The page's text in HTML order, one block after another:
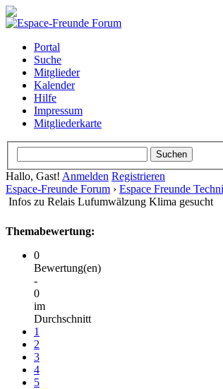
Portal
Suche
Mitglieder
Kalender
Hilfe
Impressum
Mitgliederkarte
Hallo, Gast! Anmelden Registrieren
Espace-Freunde Forum › Espace Freunde
Infos zu Relais Lufumwälzung Klima gesucht
Themabewertung:
0
Bewertung(en)
-
0
im
Durchschnitt
1
2
3
4
5